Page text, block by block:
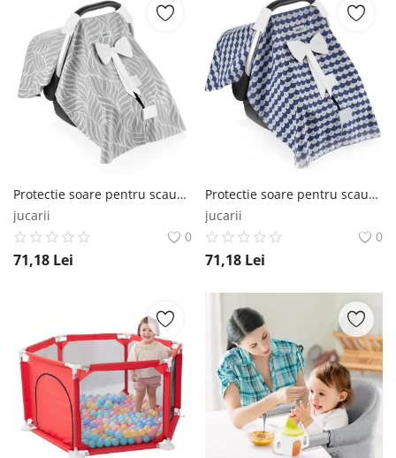
Protectie soare pentru scaun auto 0-13 kg, Gri BabyJem
jucarii
0
71,18 Lei
Protectie soare pentru scaun auto 0-13 kg, Diverse culori BabyJem
jucarii
0
71,18 Lei